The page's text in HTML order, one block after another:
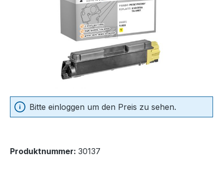
Bitte einloggen um den Preis zu sehen.
Produktnummer: 30137